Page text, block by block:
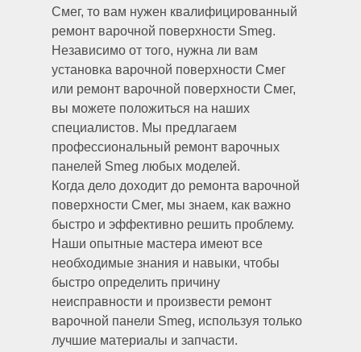
Смег, то вам нужен квалифицированный
ремонт варочной поверхности Smeg.
Независимо от того, нужна ли вам
установка варочной поверхности Смег
или ремонт варочной поверхности Смег,
вы можете положиться на наших
специалистов. Мы предлагаем
профессиональный ремонт варочных
панелей Smeg любых моделей.
Когда дело доходит до ремонта варочной
поверхности Смег, мы знаем, как важно
быстро и эффективно решить проблему.
Наши опытные мастера имеют все
необходимые знания и навыки, чтобы
быстро определить причину
неисправности и произвести ремонт
варочной панели Smeg, используя только
лучшие материалы и запчасти.